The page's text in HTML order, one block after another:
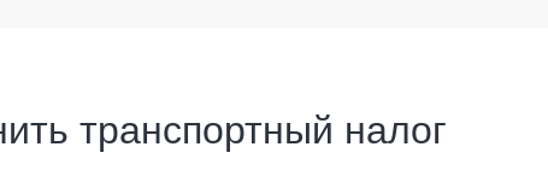
транспортный налог